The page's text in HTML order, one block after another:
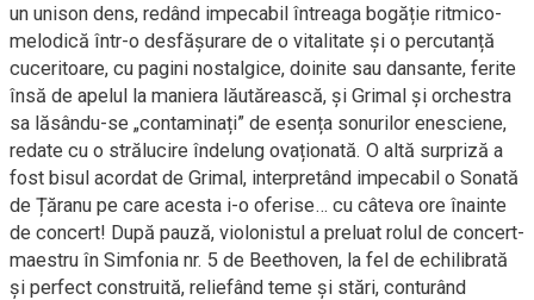
un unison dens, redând impecabil întreaga bogăție ritmico-
melodică într-o desfășurare de o vitalitate și o percutanță
cuceritoare, cu pagini nostalgice, doinite sau dansante, ferite
însă de apelul la maniera lăutărească, și Grimal și orchestra
sa lăsându-se „contaminați” de esența sonurilor enesciene,
redate cu o strălucire îndelung ovaționată. O altă surpriză a
fost bisul acordat de Grimal, interpretând impecabil o Sonată
de Țăranu pe care acesta i-o oferise… cu câteva ore înainte
de concert! După pauză, violonistul a preluat rolul de concert-
maestru în Simfonia nr. 5 de Beethoven, la fel de echilibrată
și perfect construită, reliefând teme și stări, conturând